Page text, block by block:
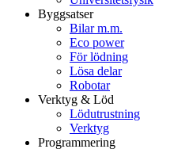
Byggsatser
Bilar m.m.
Eco power
För lödning
Lösa delar
Robotar
Verktyg & Löd
Lödutrustning
Verktyg
Programmering